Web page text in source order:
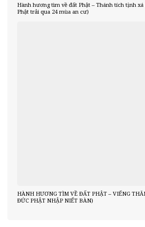
Hành hương tìm về đất Phật – Thánh tích tịnh
Phật trải qua 24 mùa an cư)
HÀNH HƯƠNG TÌM VỀ ĐẤT PHẬT – VIẾNG
ĐỨC PHẬT NHẬP NIẾT BÀN)